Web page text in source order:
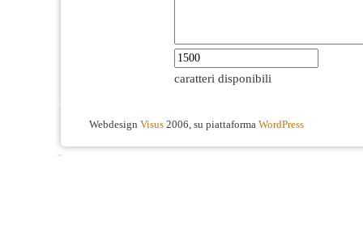
caratteri disponibili
Webdesign Visus 2006, su piattaforma WordPress